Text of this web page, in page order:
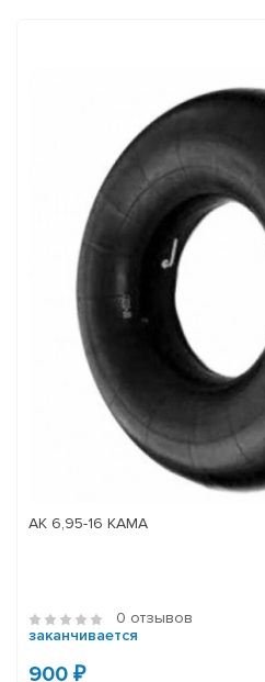
АК 6,95-16 КАМА
0 отзывов
заканчивается
900 ₽